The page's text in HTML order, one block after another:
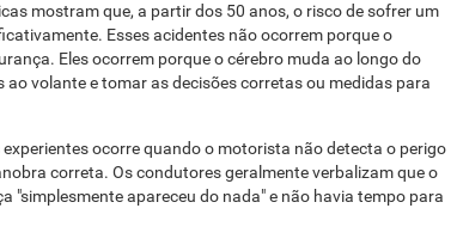
mostram que, a partir dos 50 anos, o risco de sofrer um
Esses acidentes não ocorrem porque o
Eles ocorrem porque o cérebro muda ao longo do
volante e tomar as decisões corretas ou medidas para
ocorre quando o motorista não detecta o perigo
correta. Os condutores geralmente verbalizam que o
"simplesmente apareceu do nada" e não havia tempo para